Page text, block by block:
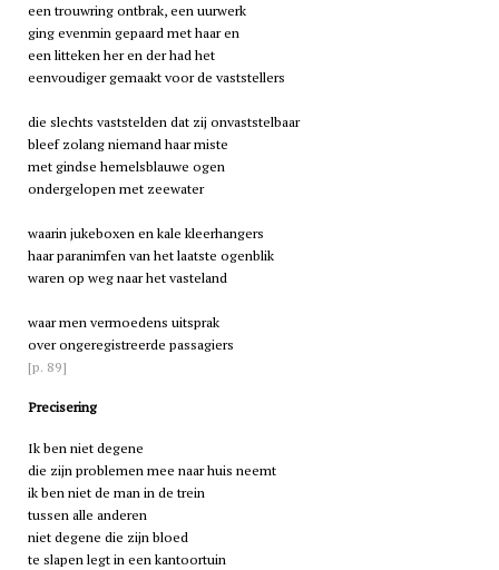
een trouwring ontbrak, een uurwerk
ging evenmin gepaard met haar en
een litteken her en der had het
eenvoudiger gemaakt voor de vaststellers
die slechts vaststelden dat zij onvaststelbaar
bleef zolang niemand haar miste
met gindse hemelsblauwe ogen
ondergelopen met zeewater
waarin jukeboxen en kale kleerhangers
haar paranimfen van het laatste ogenblik
waren op weg naar het vasteland
waar men vermoedens uitsprak
over ongeregistreerde passagiers
[p. 89]
Precisering
Ik ben niet degene
die zijn problemen mee naar huis neemt
ik ben niet de man in de trein
tussen alle anderen
niet degene die zijn bloed
te slapen legt in een kantoortuin